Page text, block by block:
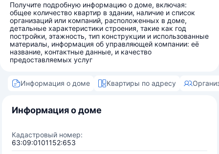
Получите подробную информацию о доме, включая:
общее количество квартир в здании, наличие и список
организаций или компаний, расположенных в доме,
детальные характеристики строения, такие как год
постройки, этажность, тип конструкции и использованные
материалы, информация об управляющей компании: её
название, контактные данные, и качество
предоставляемых услуг
Информация о доме Квартиры по адресу
Информация о доме
Кадастровый номер:
63:09:0101152:653